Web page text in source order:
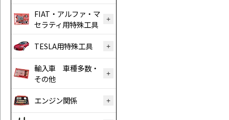
FIAT・アルファ・マ
セラティ用特殊工具
TESLA用特殊工具
輸入車 車種多数・
その他
エンジン関係